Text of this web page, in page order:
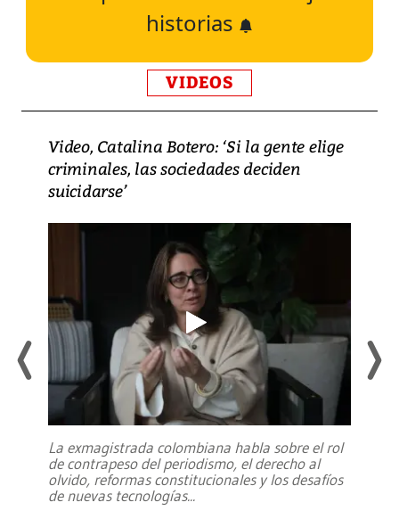
historias
VIDEOS
Video, Catalina Botero: ‘Si la gente elige
criminales, las sociedades deciden
suicidarse’
La exmagistrada colombiana habla sobre el rol
de contrapeso del periodismo, el derecho al
olvido, reformas constitucionales y los desafíos
de nuevas tecnologías...